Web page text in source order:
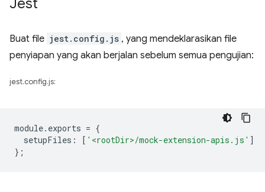
Jest
Buat file jest.config.js , yang mendeklarasikan file
penyiapan yang akan berjalan sebelum semua pengujian:
jest.config.js:
module. exports = {
setupFiles : [ '<rootDir>/mock-extension-apis.js' ]
};